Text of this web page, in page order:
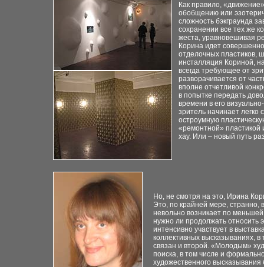
Как правило,
обобщению или
сложность бэкграунда
сохранении все тех же
жеста, уравновешивая
Корина идет
отделочных пластиков,
инсталляция Кориной,
всегда требующее от
разворачивается от
вполне отчетливой
в попытке передать
времени в его
зритель начинает легко
остроумную
«ремонтной» пластикой
хау. Или – новый путь
Но, не смотря на это, Ирина
Это, по крайней мере, странно,
невольно возникает по
нужно ли продолжать относить
интенсивно участвует в
коллективных высказываниях,
связан и второй. «Молодым»
поиска, в том числе и
художественного